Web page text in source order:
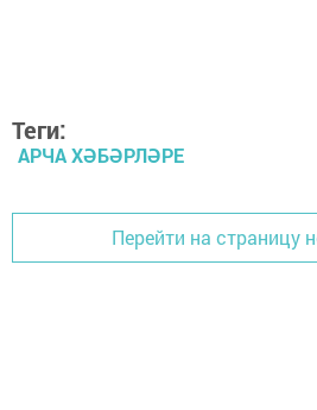
Теги:
АРЧА ХӘБӘРЛӘРЕ
Перейти на страницу